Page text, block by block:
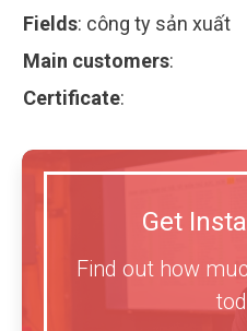
Fields: công ty sản xuất
Main customers:
Certificate:
Get
Find out how